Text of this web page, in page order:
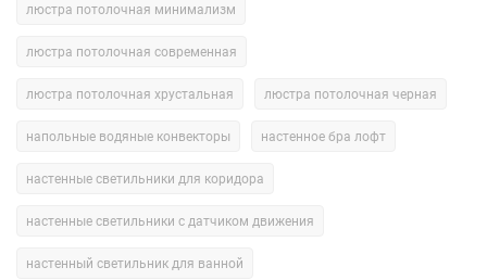
люстра потолочная минимализм
люстра потолочная современная
люстра потолочная хрустальная люстра потолочная черная
напольные водяные конвекторы настенное бра лофт
настенные светильники для коридора
настенные светильники с датчиком движения
настенный светильник для ванной